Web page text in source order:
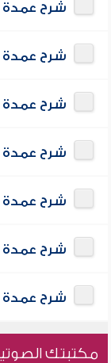
شرح عمدة
شرح عمدة
شرح عمدة
شرح عمدة
شرح عمدة
شرح عمدة
شرح عمدة
مكتبتك